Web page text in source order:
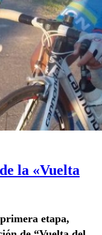
la «Vuelta
etapa,